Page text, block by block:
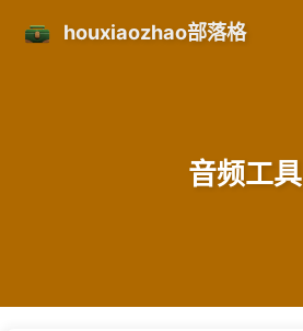
houxiaozhao部落格
音频工具